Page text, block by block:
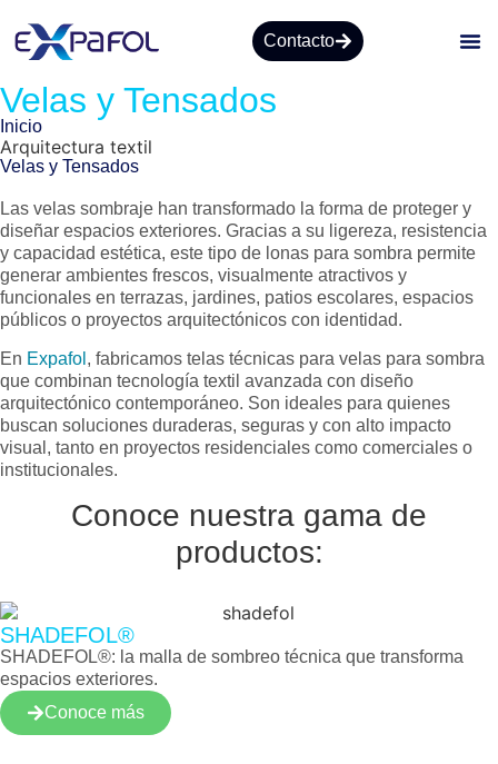
Contacto
Velas y Tensados
Inicio
Arquitectura textil
Velas y Tensados
Las velas sombraje han transformado la forma de proteger y
diseñar espacios exteriores. Gracias a su ligereza, resistencia
y capacidad estética, este tipo de lonas para sombra permite
generar ambientes frescos, visualmente atractivos y
funcionales en terrazas, jardines, patios escolares, espacios
públicos o proyectos arquitectónicos con identidad.
En Expafol , fabricamos telas técnicas para velas para sombra
que combinan tecnología textil avanzada con diseño
arquitectónico contemporáneo. Son ideales para quienes
buscan soluciones duraderas, seguras y con alto impacto
visual, tanto en proyectos residenciales como comerciales o
institucionales.
Conoce nuestra gama de
productos:
SHADEFOL®
SHADEFOL®: la malla de sombreo técnica que transforma
espacios exteriores.
Conoce más